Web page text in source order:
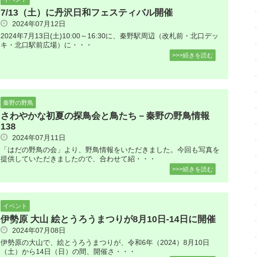
7/13（土）に丹沢日和フェスティバル開催
2024年07月12日
2024年7月13日(土)10:00～16:30に、秦野駅周辺（改札前・北口デッ
キ・北口駅前広場）に・・・
>>>続きを読む
秦野の野鳥
さわやかな初夏の探鳥会と鳥たち－秦野の野鳥情報
138
2024年07月11日
「はだの野鳥の会」より、野鳥情報をいただきました。今回も写真を
提供していただきましたので、合わせて紹・・・
>>>続きを読む
イベント
伊勢原 大山 絵とうろうまつりが8月10日-14日に開催
2024年07月08日
伊勢原の大山で、絵とうろうまつりが、令和6年（2024）8月10日
（土）から14日（日）の間、開催さ・・・